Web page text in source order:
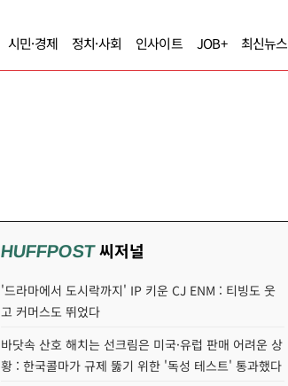
시민·경제 정치·사회 인사이트 JOB+ 최신뉴스
HUFFPOST씨저널
'드라마에서 도시락까지' IP 키운 CJ ENM : 티빙도 웃
고 커머스도 뛰었다
바닷속 산호 해치는 선크림은 미국·유럽 판매 어려운 상
황 : 한국콜마가 규제 뚫기 위한 '독성 테스트' 통과했다